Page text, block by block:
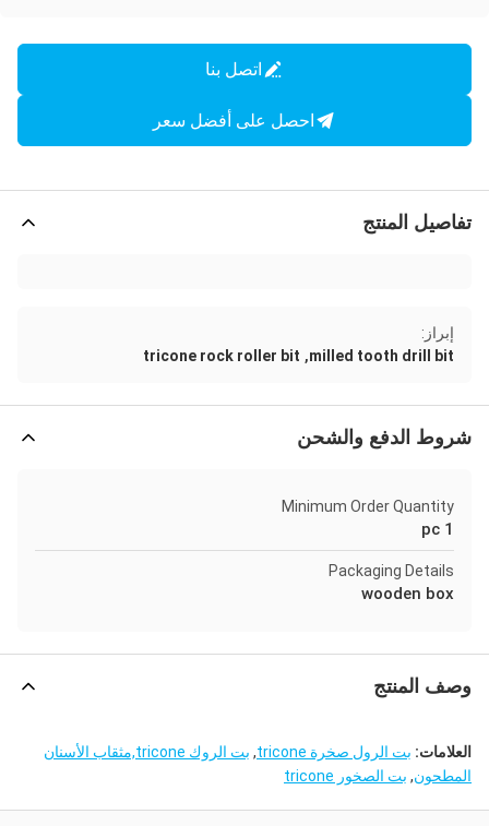
اتصل بنا
احصل على أفضل سعر
تفاصيل المنتج
إبراز:
milled tooth drill bit
,
tricone rock roller bit
شروط الدفع والشحن
Minimum Order Quantity
1 pc
Packaging Details
wooden box
وصف المنتج
العلامات: بت الرول صخرة tricone ,
بت الروك tricone,مثقاب الأسنان
المطحون, بت الصخور tricone